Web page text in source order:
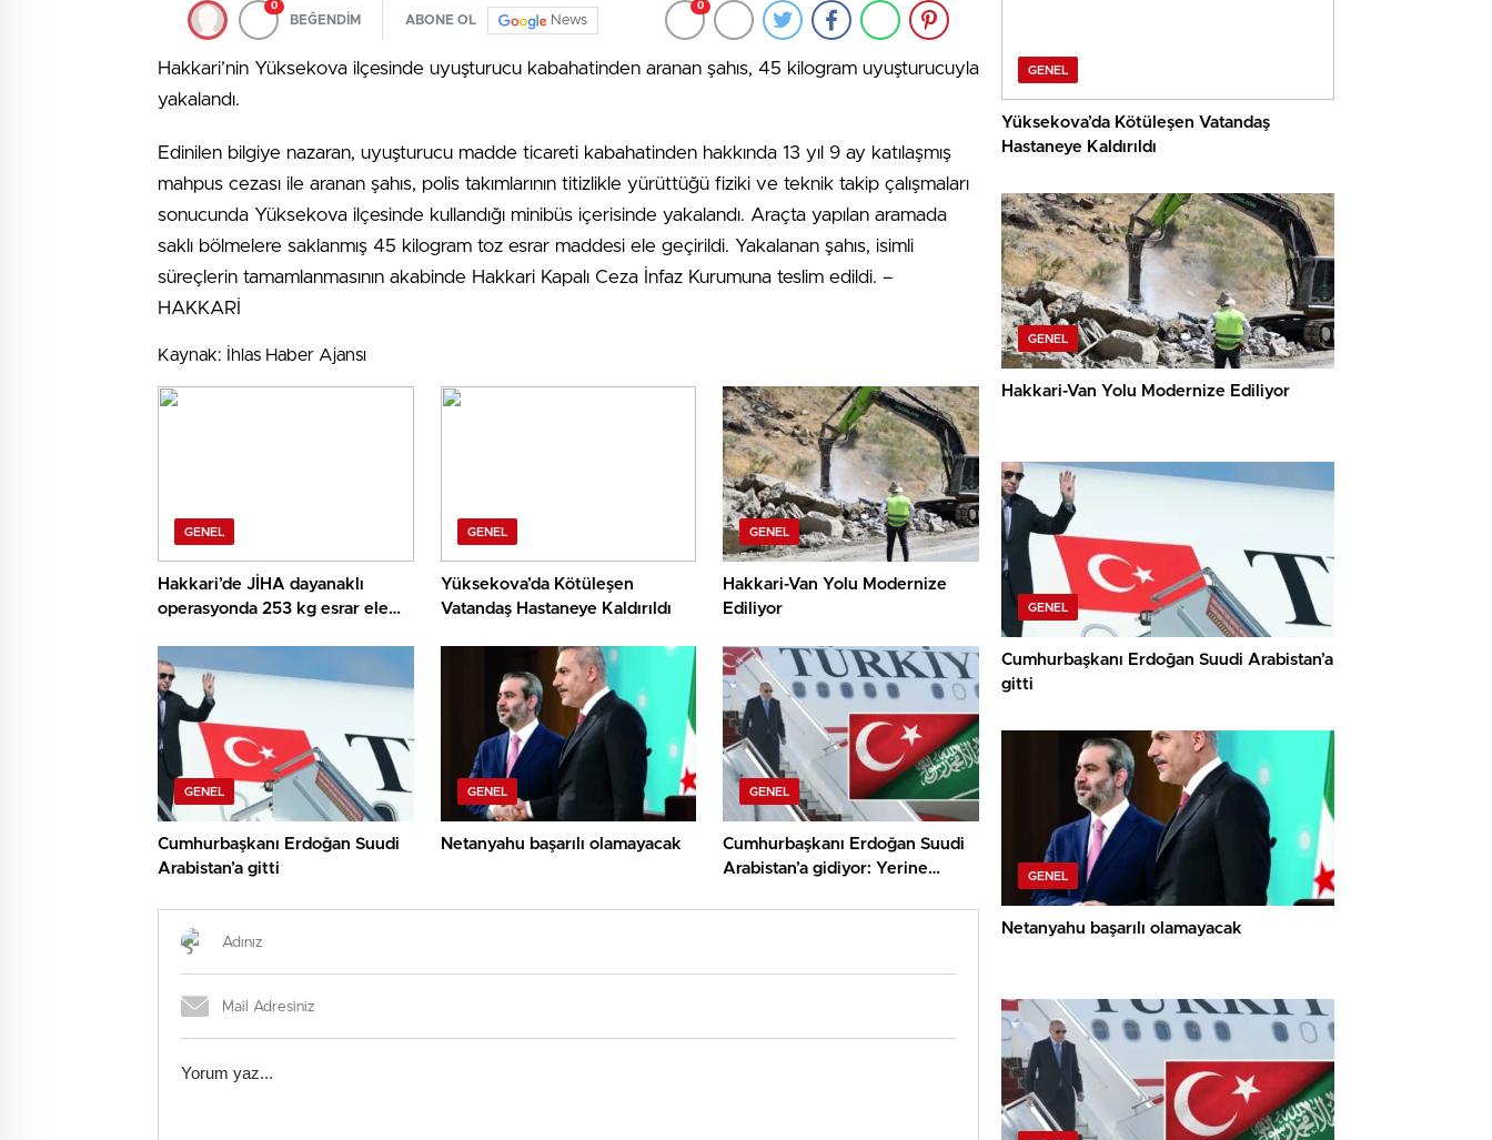
0
BEĞENDİM ABONE OL News
0
Hakkari’nin Yüksekova ilçesinde uyuşturucu kabahatinden aranan şahıs, 45 kilogram uyuşturucuyla
yakalandı.
Edinilen bilgiye nazaran, uyuşturucu madde ticareti kabahatinden hakkında 13 yıl 9 ay katılaşmış
mahpus cezası ile aranan şahıs, polis takımlarının titizlikle yürüttüğü fiziki ve teknik takip çalışmaları
sonucunda Yüksekova ilçesinde kullandığı minibüs içerisinde yakalandı. Araçta yapılan aramada
saklı bölmelere saklanmış 45 kilogram toz esrar maddesi ele geçirildi. Yakalanan şahıs, isimli
süreçlerin tamamlanmasının akabinde Hakkari Kapalı Ceza İnfaz Kurumuna teslim edildi. –
HAKKARİ
Kaynak: İhlas Haber Ajansı
GENEL
Hakkari’de JİHA dayanaklı
operasyonda 253 kg esrar ele
GENEL
Yüksekova’da Kötüleşen
Vatandaş Hastaneye Kaldırıldı
GENEL
Hakkari-Van Yolu Modernize
Ediliyor
GENEL
Cumhurbaşkanı Erdoğan Suudi
Arabistan’a gitti
GENEL
Netanyahu başarılı olamayacak
GENEL
Cumhurbaşkanı Erdoğan Suudi
Arabistan’a gidiyor: Yerine
GENEL
Yüksekova’da Kötüleşen Vatandaş
Hastaneye Kaldırıldı
GENEL
Hakkari-Van Yolu Modernize Ediliyor
GENEL
Cumhurbaşkanı Erdoğan Suudi Arabistan’a
gitti
GENEL
Netanyahu başarılı olamayacak